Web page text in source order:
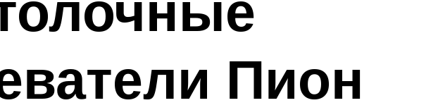
Пион